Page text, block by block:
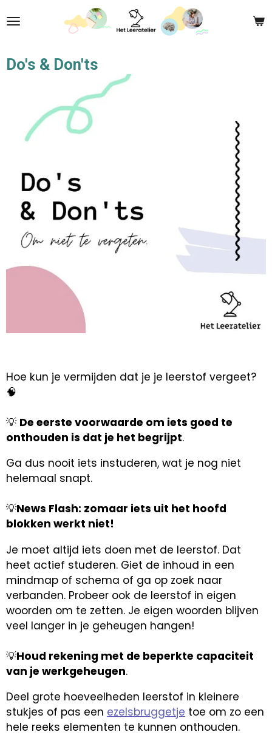
direct
de
hoofdinhoud
Do's & Don'ts
Hoe kun je vermijden dat je je leerstof vergeet?
🧠
💡 De eerste voorwaarde om iets goed te
onthouden is dat je het begrijpt.
Ga dus nooit iets instuderen, wat je nog niet
helemaal snapt.
💡News Flash: zomaar iets uit het hoofd
blokken werkt niet!
Je moet altijd iets doen met de leerstof. Dat
heet actief studeren. Giet de inhoud in een
mindmap of schema of ga op zoek naar
verbanden. Probeer ook de leerstof in eigen
woorden om te zetten. Je eigen woorden blijven
veel langer in je geheugen hangen!
💡Houd rekening met de beperkte capaciteit
van je werkgeheugen.
Deel grote hoeveelheden leerstof in kleinere
stukjes of pas een ezelsbruggetje toe om zo een
hele reeks elementen te kunnen onthouden.